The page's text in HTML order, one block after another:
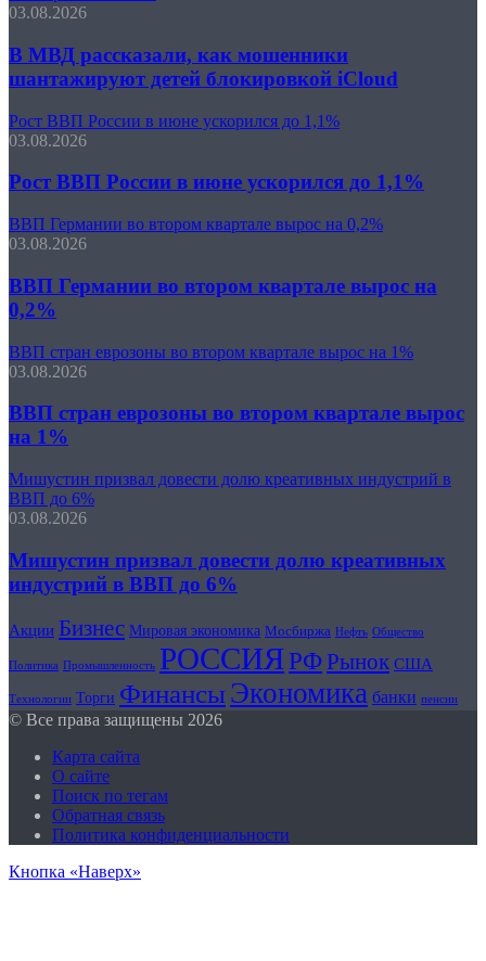
03.08.2026
В МВД рассказали, как мошенники
шантажируют детей блокировкой iCloud
Рост ВВП России в июне ускорился до 1,1%
03.08.2026
Рост ВВП России в июне ускорился до 1,1%
ВВП Германии во втором квартале вырос на 0,2%
03.08.2026
ВВП Германии во втором квартале вырос на
0,2%
ВВП стран еврозоны во втором квартале вырос на 1%
03.08.2026
ВВП стран еврозоны во втором квартале вырос
на 1%
Мишустин призвал довести долю креативных индустрий в
ВВП до 6%
03.08.2026
Мишустин призвал довести долю креативных
индустрий в ВВП до 6%
Акции Бизнес Мировая экономика Мосбиржа Нефть Общество
Политика Промышленность РОССИЯРФРынок США
Технологии Торги Финансы Экономика банки пенсии
© Все права защищены 2026
Карта сайта
О сайте
Поиск по тегам
Обратная связь
Политика конфиденциальности
Кнопка «Наверх»